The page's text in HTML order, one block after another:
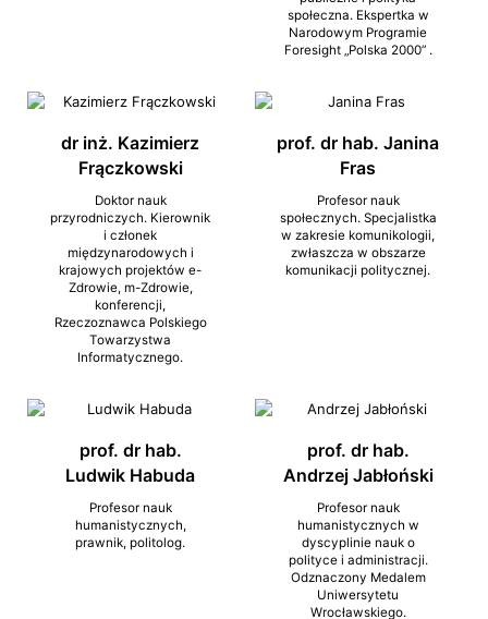
społeczna. Ekspertka w
Narodowym Programie
Foresight „Polska 2000” .
dr inż. Kazimierz
Frączkowski
Doktor nauk
przyrodniczych. Kierownik
i członek
międzynarodowych i
krajowych projektów e-
Zdrowie, m-Zdrowie,
konferencji,
Rzeczoznawca Polskiego
Towarzystwa
Informatycznego.
prof. dr hab. Janina
Fras
Profesor nauk
społecznych. Specjalistka
w zakresie komunikologii,
zwłaszcza w obszarze
komunikacji politycznej.
prof. dr hab.
Ludwik Habuda
Profesor nauk
humanistycznych,
prawnik, politolog.
prof. dr hab.
Andrzej Jabłoński
Profesor nauk
humanistycznych w
dyscyplinie nauk o
polityce i administracji.
Odznaczony Medalem
Uniwersytetu
Wrocławskiego.